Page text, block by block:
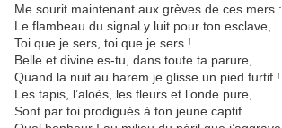
Me sourit maintenant aux grèves de ces mers :
Le flambeau du signal y luit pour ton esclave,
Toi que je sers, toi que je sers !
Belle et divine es-tu, dans toute ta parure,
Quand la nuit au harem je glisse un pied furtif !
Les tapis, l’aloès, les fleurs et l’onde pure,
Sont par toi prodigués à ton jeune captif.